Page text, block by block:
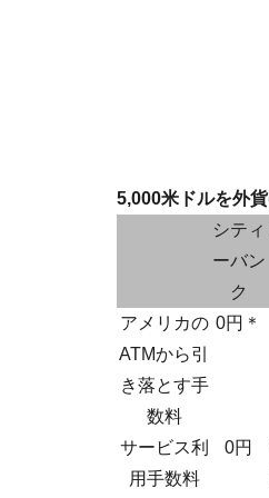
5,000米ドルを外
シティ
ーバン
ク
アメリカの
ATMから引
き落とす手
数料
0円＊
サービス利
用手数料
0円